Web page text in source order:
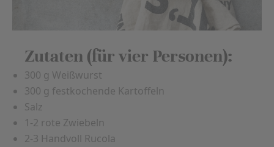
Zutaten (für vier Personen):
300 g Weißwurst
300 g festkochende Kartoffeln
Salz
1-2 rote Zwiebeln
2-3 Handvoll Rucola